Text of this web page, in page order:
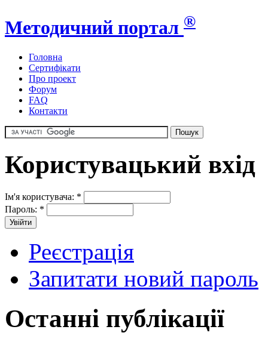
Методичний портал ®
Головна
Сертифікати
Про проект
Форум
FAQ
Контакти
Користувацький вхід
Ім'я користувача: *
Пароль: *
Реєстрація
Запитати новий пароль
Останні публікації